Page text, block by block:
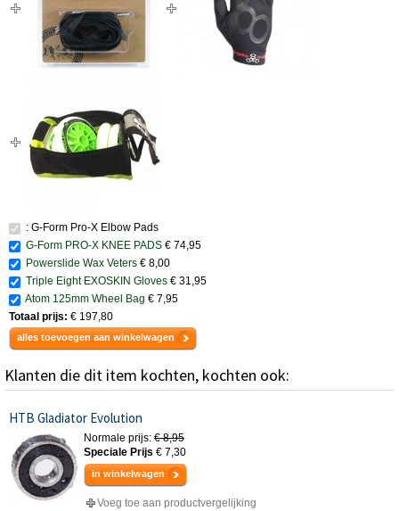
: G-Form Pro-X Elbow Pads
G-Form PRO-X KNEE PADS € 74,95
Powerslide Wax Veters € 8,00
Triple Eight EXOSKIN Gloves € 31,95
Atom 125mm Wheel Bag € 7,95
Totaal prijs: € 197,80
alles toevoegen aan winkelwagen
Klanten die dit item kochten, kochten ook:
HTB Gladiator Evolution
Normale prijs: € 8,95
Speciale Prijs € 7,30
in winkelwagen
Voeg toe aan productvergelijking